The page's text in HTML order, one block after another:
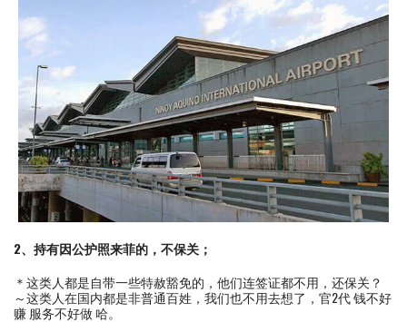
2、持有因公护照来菲的，不保关；
＊这类人都是自带一些特赦豁免的，他们连签证都不用，还保关？
～这类人在国内都是非普通百姓，我们也不用去想了，官2代 钱不好
赚 服务不好做 哈。